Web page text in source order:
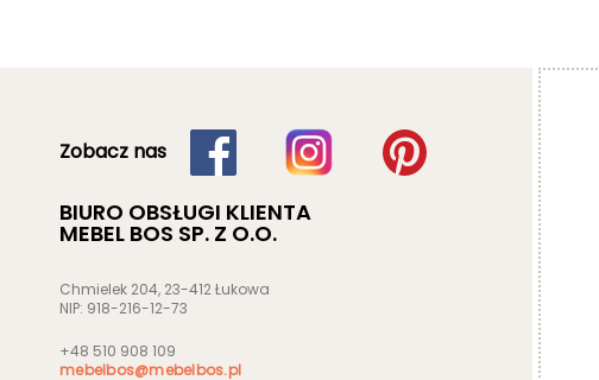
Zobacz nas
BIURO OBSŁUGI KLIENTA
MEBEL BOS SP. Z O.O.
Chmielek 204, 23-412 Łukowa
NIP: 918-216-12-73
+48 510 908 109
mebelbos@mebelbos.pl